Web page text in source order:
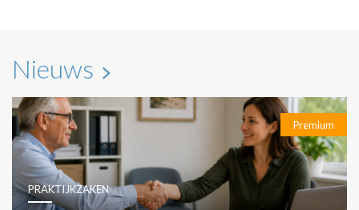
Nieuws
Premium
PRAKTIJKZAKEN